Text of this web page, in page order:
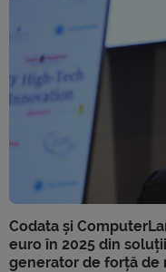
Codata și
euro în 2025 din
generator de forță de